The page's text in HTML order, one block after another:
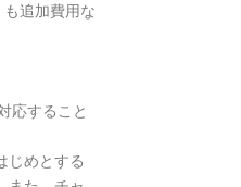
追加費用な
応すること
じめとする